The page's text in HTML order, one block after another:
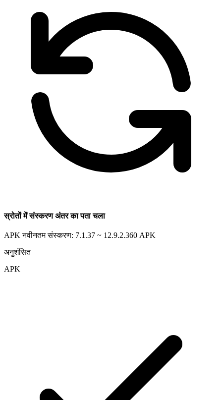
स्रोतों में संस्करण अंतर का पता चला
APK नवीनतम संस्करण: 7.1.37 ~ 12.9.2.360 APK
अनुशंसित
APK